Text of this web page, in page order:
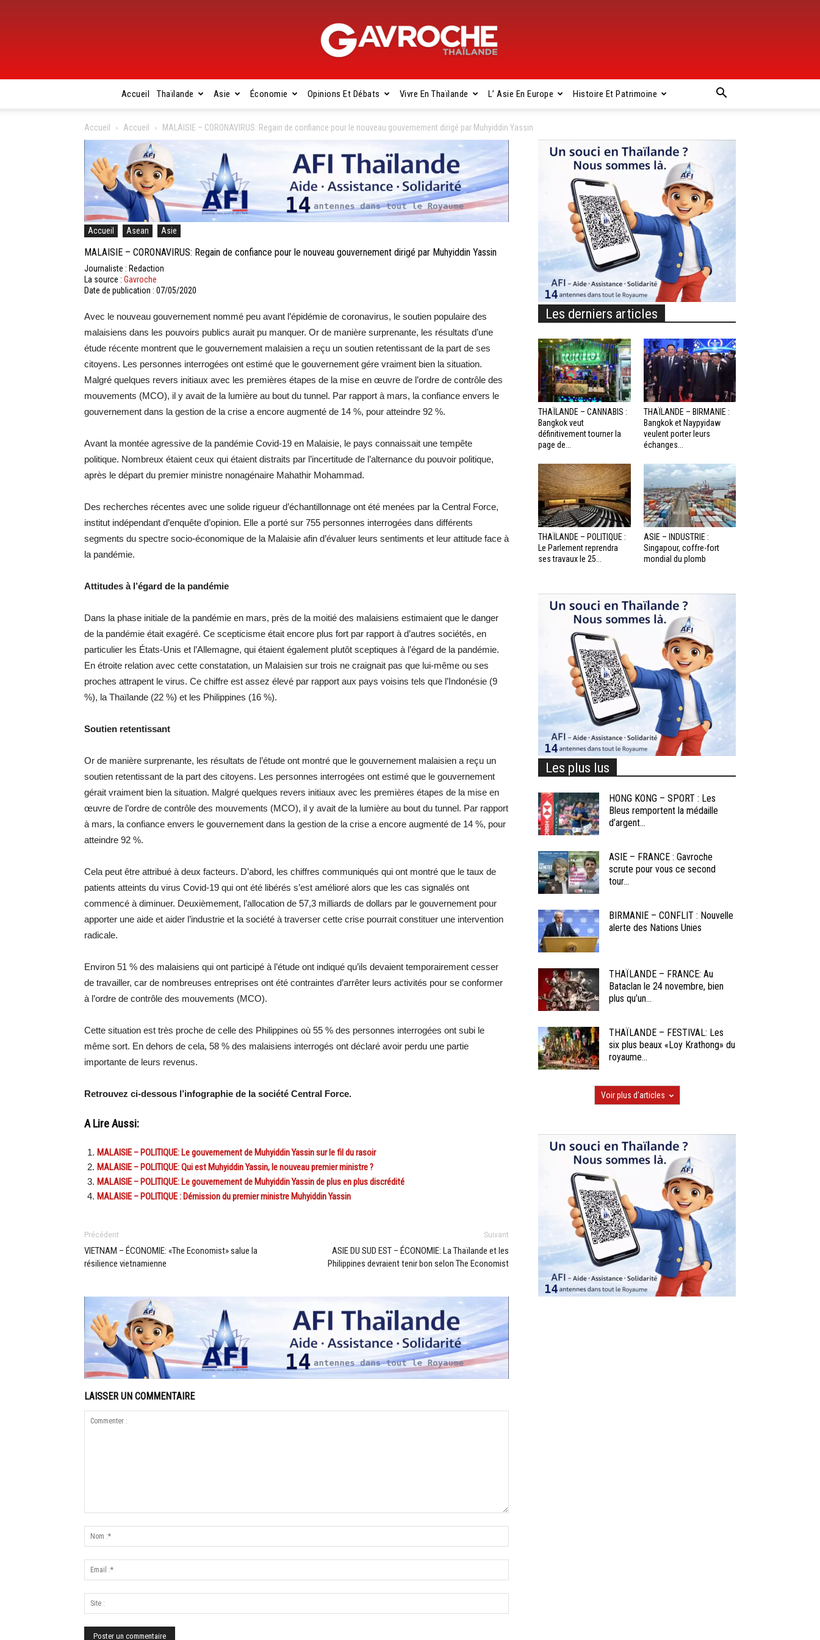
Gavroche
Thaïlande
Accueil Thaïlande Asie Économie Opinions Et Débats Vivre En Thaïlande L’ Asie En Europe Histoire Et Patrimoine
Accueil Accueil MALAISIE – CORONAVIRUS: Regain de confiance pour le nouveau gouvernement dirigé par Muhyiddin Yassin
Accueil Asean Asie
MALAISIE – CORONAVIRUS: Regain de confiance pour le nouveau gouvernement dirigé par Muhyiddin Yassin
Journaliste : Redaction
La source : Gavroche
Date de publication : 07/05/2020
Avec le nouveau gouvernement nommé peu avant l’épidémie de coronavirus, le soutien populaire des
malaisiens dans les pouvoirs publics aurait pu manquer. Or de manière surprenante, les résultats d’une
étude récente montrent que le gouvernement malaisien a reçu un soutien retentissant de la part de ses
citoyens. Les personnes interrogées ont estimé que le gouvernement gére vraiment bien la situation.
Malgré quelques revers initiaux avec les premières étapes de la mise en œuvre de l’ordre de contrôle des
mouvements (MCO), il y avait de la lumière au bout du tunnel. Par rapport à mars, la confiance envers le
gouvernement dans la gestion de la crise a encore augmenté de 14 %, pour atteindre 92 %.
Avant la montée agressive de la pandémie Covid-19 en Malaisie, le pays connaissait une tempête
politique. Nombreux étaient ceux qui étaient distraits par l’incertitude de l’alternance du pouvoir politique,
après le départ du premier ministre nonagénaire Mahathir Mohammad.
Des recherches récentes avec une solide rigueur d’échantillonnage ont été menées par la Central Force,
institut indépendant d’enquête d’opinion. Elle a porté sur 755 personnes interrogées dans différents
segments du spectre socio-économique de la Malaisie afin d’évaluer leurs sentiments et leur attitude face à
la pandémie.
Attitudes à l’égard de la pandémie
Dans la phase initiale de la pandémie en mars, près de la moitié des malaisiens estimaient que le danger
de la pandémie était exagéré. Ce scepticisme était encore plus fort par rapport à d’autres sociétés, en
particulier les États-Unis et l’Allemagne, qui étaient également plutôt sceptiques à l’égard de la pandémie.
En étroite relation avec cette constatation, un Malaisien sur trois ne craignait pas que lui-même ou ses
proches attrapent le virus. Ce chiffre est assez élevé par rapport aux pays voisins tels que l’Indonésie (9
%), la Thaïlande (22 %) et les Philippines (16 %).
Soutien retentissant
Or de manière surprenante, les résultats de l’étude ont montré que le gouvernement malaisien a reçu un
soutien retentissant de la part des citoyens. Les personnes interrogées ont estimé que le gouvernement
gérait vraiment bien la situation. Malgré quelques revers initiaux avec les premières étapes de la mise en
œuvre de l’ordre de contrôle des mouvements (MCO), il y avait de la lumière au bout du tunnel. Par rapport
à mars, la confiance envers le gouvernement dans la gestion de la crise a encore augmenté de 14 %, pour
atteindre 92 %.
Cela peut être attribué à deux facteurs. D’abord, les chiffres communiqués qui ont montré que le taux de
patients atteints du virus Covid-19 qui ont été libérés s’est amélioré alors que les cas signalés ont
commencé à diminuer. Deuxièmement, l’allocation de 57,3 milliards de dollars par le gouvernement pour
apporter une aide et aider l’industrie et la société à traverser cette crise pourrait constituer une intervention
radicale.
Environ 51 % des malaisiens qui ont participé à l’étude ont indiqué qu’ils devaient temporairement cesser
de travailler, car de nombreuses entreprises ont été contraintes d’arrêter leurs activités pour se conformer
à l’ordre de contrôle des mouvements (MCO).
Cette situation est très proche de celle des Philippines où 55 % des personnes interrogées ont subi le
même sort. En dehors de cela, 58 % des malaisiens interrogés ont déclaré avoir perdu une partie
importante de leurs revenus.
Retrouvez ci-dessous l’infographie de la société Central Force.
A Lire Aussi:
MALAISIE – POLITIQUE: Le gouvernement de Muhyiddin Yassin sur le fil du rasoir
MALAISIE – POLITIQUE: Qui est Muhyiddin Yassin, le nouveau premier ministre ?
MALAISIE – POLITIQUE: Le gouvernement de Muhyiddin Yassin de plus en plus discrédité
MALAISIE – POLITIQUE : Démission du premier ministre Muhyiddin Yassin
Précédent
VIETNAM – ÉCONOMIE: «The Economist» salue la
résilience vietnamienne
Suivant
ASIE DU SUD EST – ÉCONOMIE: La Thaïlande et les
Philippines devraient tenir bon selon The Economist
LAISSER UN COMMENTAIRE
Les derniers articles
THAÏLANDE – CANNABIS :
Bangkok veut
définitivement tourner la
page de...
THAÏLANDE – BIRMANIE :
Bangkok et Naypyidaw
veulent porter leurs
échanges...
THAÏLANDE – POLITIQUE :
Le Parlement reprendra
ses travaux le 25...
ASIE – INDUSTRIE :
Singapour, coffre-fort
mondial du plomb
Les plus lus
HONG KONG – SPORT : Les
Bleus remportent la médaille
d’argent...
ASIE – FRANCE : Gavroche
scrute pour vous ce second
tour...
BIRMANIE – CONFLIT : Nouvelle
alerte des Nations Unies
THAÏLANDE – FRANCE: Au
Bataclan le 24 novembre, bien
plus qu’un...
THAÏLANDE – FESTIVAL: Les
six plus beaux «Loy Krathong» du
royaume...
Voir plus d'articles